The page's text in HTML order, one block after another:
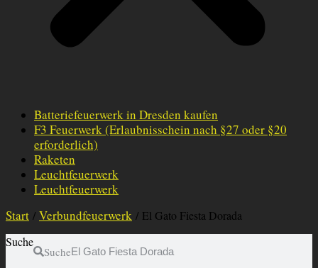
Batteriefeuerwerk in Dresden kaufen
F3 Feuerwerk (Erlaubnisschein nach §27 oder §20
erforderlich)
Raketen
Leuchtfeuerwerk
Leuchtfeuerwerk
Start / Verbundfeuerwerk / El Gato Fiesta Dorada
Suche
Suche